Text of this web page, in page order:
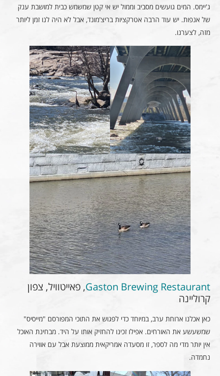
ג'יימס. המים גועשים מסביב וממול יש אי קטן שמשמש כבית למושבת ענק
של אנפות. יש עוד הרבה אטרקציות בריצ'מונד, אבל לא היה לנו זמן ליותר
מזה, לצערנו.
Gaston Brewing Restaurant, פאייטוויל, צפון
קרוליינה
כאן אכלנו ארוחת ערב, במיוחד כדי לפגוש את התוכי המפורסם "מייסיס"
שמשעשע את האורחים. אפילו זכינו להחזיק אותו על היד. מבחינת האוכל
אין יותר מדי מה לספר, זו מסעדה אמריקאית ממוצעת אבל עם אווירה
נחמדה.